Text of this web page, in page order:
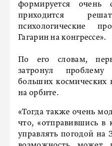
формируется
приходится
психологические
Гагарин на конгрессе».
По его словам,
затронул проблему
больших космических
на орбите.
«Тогда также очень
что, «отправившись в
управлять погодой на